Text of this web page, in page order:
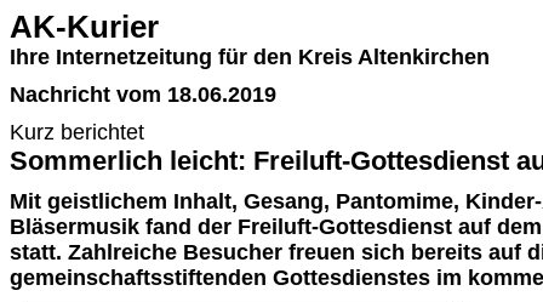
AK-Kurier
Ihre Internetzeitung für den Kreis Altenkirchen
Nachricht vom 18.06.2019
Kurz berichtet
Sommerlich leicht: Freiluft-Gottesdienst
Mit geistlichem Inhalt, Gesang, Pantomime,
Bläsermusik fand der Freiluft-Gottesdienst auf
statt. Zahlreiche Besucher freuen sich bereits auf
gemeinschaftsstiftenden Gottesdienstes im